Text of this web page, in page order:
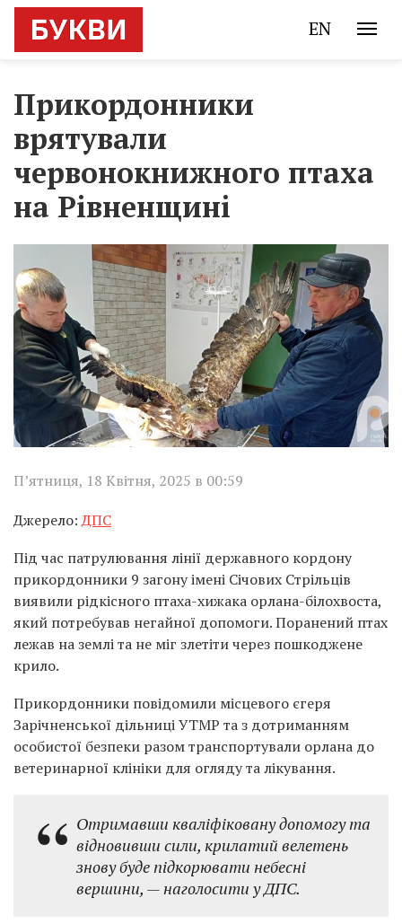
EN
Прикордонники
врятували
червонокнижного птаха
на Рівненщині
П’ятниця, 18 Квітня, 2025 в 00:59
Джерело:ДПС
Під час патрулювання лінії державного кордону
прикордонники 9 загону імені Січових Стрільців
виявили рідкісного птаха-хижака орлана-білохвоста,
який потребував негайної допомоги. Поранений птах
лежав на землі та не міг злетіти через пошкоджене
крило.
Прикордонники повідомили місцевого єгеря
Зарічненської дільниці УТМР та з дотриманням
особистої безпеки разом транспортували орлана до
ветеринарної клініки для огляду та лікування.
Отримавши кваліфіковану допомогу та
відновивши сили, крилатий велетень
знову буде підкорювати небесні
вершини, — наголосити у ДПС.